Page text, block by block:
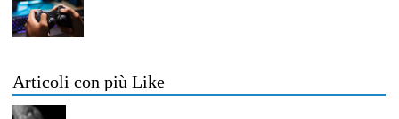
Articoli con più Like